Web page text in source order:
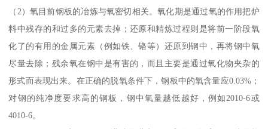
（2）氧目前钢板的冶炼与氧密切相关。氧化期是通过氧的作用把炉
料中残存的和过多的元素去掉；还原和精炼过程则是将前一阶段氧
化了的有用的金属元素（例如铁、铬等）还原到钢中，再将钢中氧
尽量去除；残余氧在钢中是有害的，而且主要是通过氧化物夹杂的
形式而表现出来。在正确的脱氧条件下，钢板中的氧含量应0.03%；
对钢的纯净度要求高的钢板，钢中氧量越低越好，例如2010-6或
4010-6。